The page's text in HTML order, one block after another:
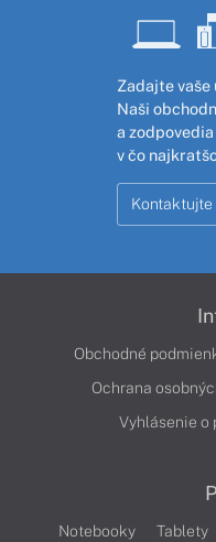
Zadajte vaše
Naši
a
v čo
Kontaktujte
Obchodné
Ochrana
Vyhlásenie o
Notebooky Tablety